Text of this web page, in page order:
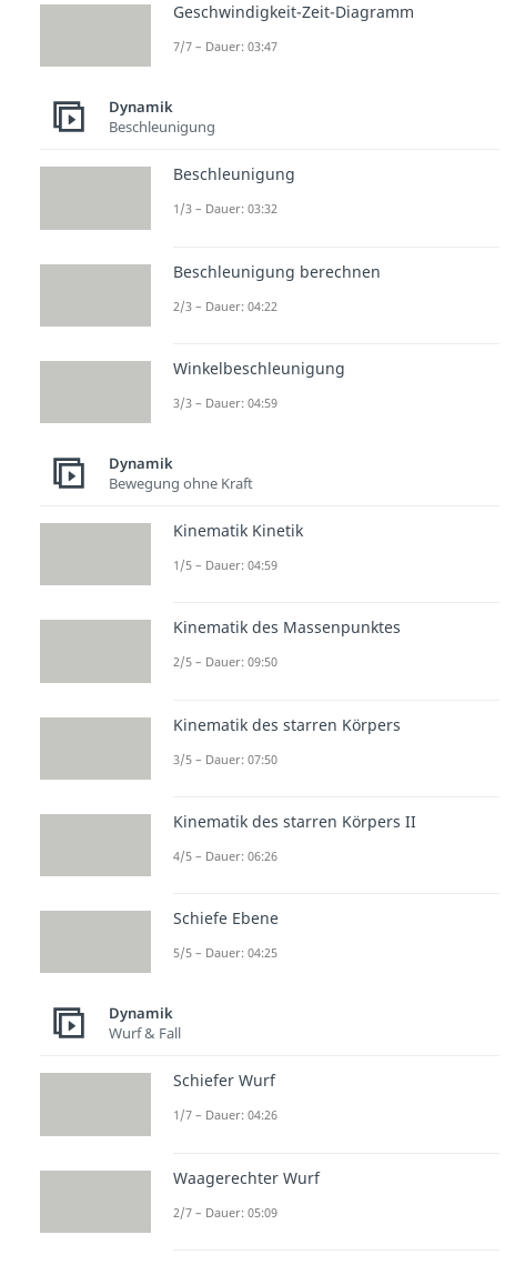
Geschwindigkeit-Zeit-Diagramm
7/7 – Dauer: 03:47
Dynamik
Beschleunigung
Beschleunigung
1/3 – Dauer: 03:32
Beschleunigung berechnen
2/3 – Dauer: 04:22
Winkelbeschleunigung
3/3 – Dauer: 04:59
Dynamik
Bewegung ohne Kraft
Kinematik Kinetik
1/5 – Dauer: 04:59
Kinematik des Massenpunktes
2/5 – Dauer: 09:50
Kinematik des starren Körpers
3/5 – Dauer: 07:50
Kinematik des starren Körpers II
4/5 – Dauer: 06:26
Schiefe Ebene
5/5 – Dauer: 04:25
Dynamik
Wurf & Fall
Schiefer Wurf
1/7 – Dauer: 04:26
Waagerechter Wurf
2/7 – Dauer: 05:09